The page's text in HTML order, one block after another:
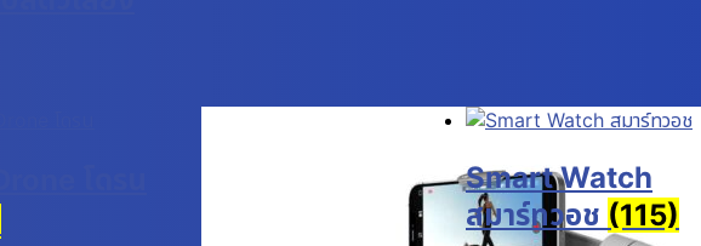
Smart Watch
สมาร์ทวอช (115)